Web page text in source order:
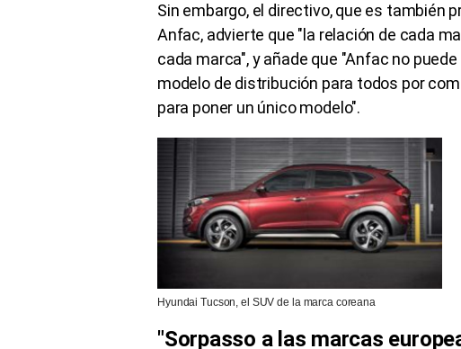
Sin embargo, el directivo, que es también
Anfac, advierte que "la relación de cada
cada marca", y añade que "Anfac no
modelo de distribución para todos por
para poner un único modelo".
Hyundai Tucson, el SUV de la marca coreana
"Sorpasso a las marcas